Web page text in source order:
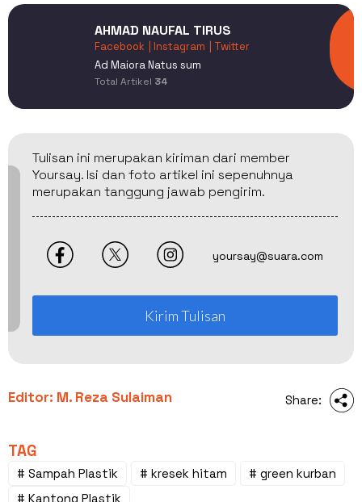
AHMAD NAUFAL TIRUS
Facebook | Instagram
| Twitter
Ad Maiora Natus sum
Total Artikel 34
Tulisan ini merupakan kiriman dari member
Yoursay. Isi dan foto artikel ini sepenuhnya
merupakan tanggung jawab pengirim.
yoursay@suara.com
Kirim Tulisan
Editor: M. Reza Sulaiman Share:
TAG
# Sampah Plastik # kresek hitam
# green kurban
# Kantong Plastik